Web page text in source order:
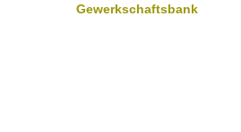
Gewerkschaftsbank